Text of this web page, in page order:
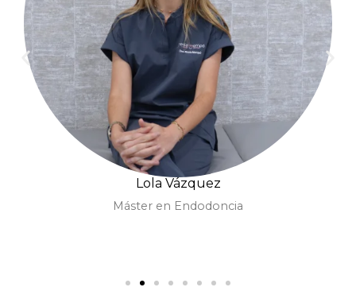
Lola Vázquez
Máster en Endodoncia